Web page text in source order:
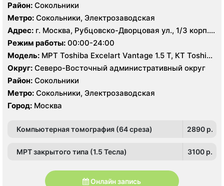
Район: Сокольники
Метро: Сокольники, Электрозаводская
Адрес: г. Москва, Рубцовско-Дворцовая ул., 1/3 корп.
2А
Режим работы: 00:00-24:00
Модель: МРТ Toshiba Excelart Vantage 1.5 Т, КТ Toshiba
Aquilion 64 среза, УЗИ
Округ: Северо-Восточный административный округ
Район: Сокольники
Метро: Сокольники, Электрозаводская
Город: Москва
Компьютерная томография (64 среза) 2890 p.
МРТ закрытого типа (1.5 Тесла) 3100 p.
Онлайн запись